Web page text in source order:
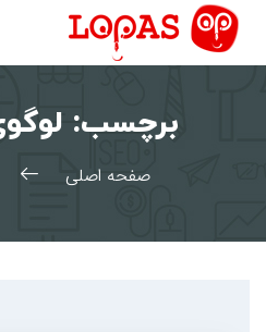
پرش
محتوا
برچسب:
صفحه اصلی